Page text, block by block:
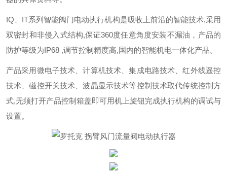
IQ、IT系列智能阀门电动执行机构是吸收上前沿的智能技术,采用
双密封和非侵入式结构,保证360度任意角度安装不漏油，产品的
防护等级为IP68 ,调节控制精度高,国内的智能机电一体化产品。
产品采用微电子技术、计算机技术、集成电路技术、红外线遥控
技术、磁控开关技术、波晶显示技术等控制技术取代传统控制方
式,无须打开产品控制箱盖即可用机上旋钮完成执行机构的调试与
设置。